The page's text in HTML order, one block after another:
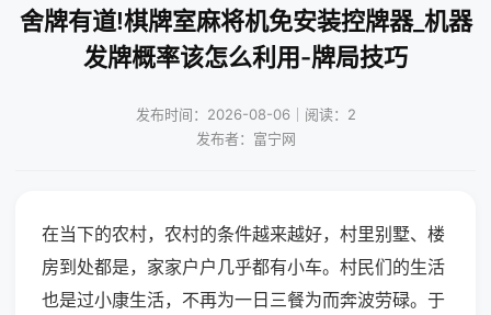
舍牌有道!棋牌室麻将机免安装控牌器_机器
发牌概率该怎么利用-牌局技巧
发布时间：2026-08-06｜阅读：2
发布者：富宁网
在当下的农村，农村的条件越来越好，村里别墅、楼
房到处都是，家家户户几乎都有小车。村民们的生活
也是过小康生活，不再为一日三餐为而奔波劳碌。于